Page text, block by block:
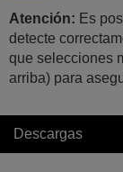
Atención: Es
detecte
que selecciones
arriba) para
Descargas